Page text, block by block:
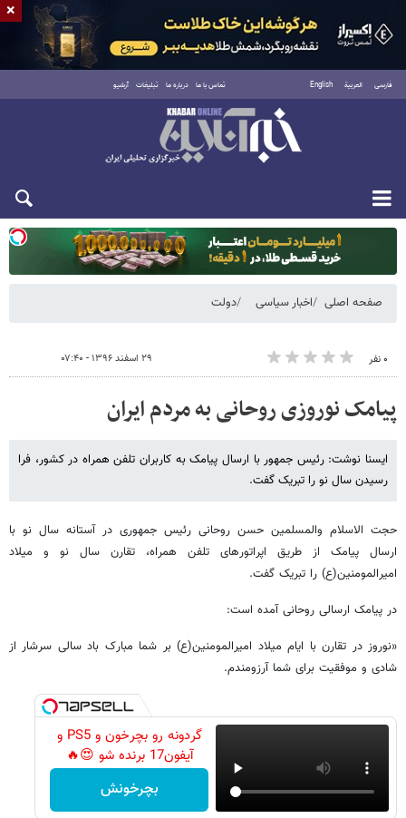
فارسی العربية English تماس با ما درباره ما تبلیغات آرشیو
یکشنبه ۱۸ مرداد ۱۴۰۵
صفحه اصلی اخبار سیاسی دولت
۰ نفر ۲۹ اسفند ۱۳۹۶ - ۰۷:۴۰
پیامک نوروزی روحانی به مردم ایران
ایسنا نوشت: رئیس جمهور با ارسال پیامک به کاربران تلفن همراه در کشور، فرا
رسیدن سال نو را تبریک گفت.
حجت الاسلام والمسلمین حسن روحانی رئیس جمهوری در آستانه سال نو با
ارسال پیامک از طریق اپراتورهای تلفن همراه، تقارن سال نو و میلاد
امیرالمومنین(ع) را تبریک گفت.
در پیامک ارسالی روحانی آمده است:
«نوروز در تقارن با ایام میلاد امیرالمومنین(ع) بر شما مبارک باد سالی سرشار از
شادی و موفقیت برای شما آرزومندم.
گردونه رو بچرخون و PS5 و
آیفون17 برنده شو 😍🔥
بچرخونش
×